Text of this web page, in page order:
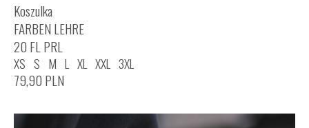
Koszulka
FARBEN LEHRE
20 FL PRL
XS S M L XL XXL 3XL
79,90 PLN